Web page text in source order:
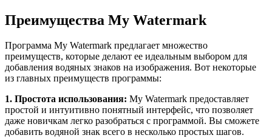
Преимущества My Watermark
Программа My Watermark предлагает множество
преимуществ, которые делают ее идеальным выбором для
добавления водяных знаков на изображения. Вот некоторые
из главных преимуществ программы:
1. Простота использования: My Watermark предоставляет
простой и интуитивно понятный интерфейс, что позволяет
даже новичкам легко разобраться с программой. Вы сможете
добавить водяной знак всего в несколько простых шагов.